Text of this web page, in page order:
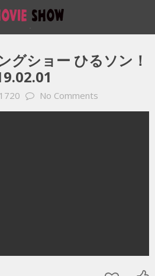
日
ソン！【麻倉未稀】 – 19.02.01
グショー ひるソン！
1720 No Comments